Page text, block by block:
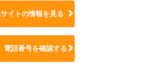
イトの情報を見る
電話番号を確認する